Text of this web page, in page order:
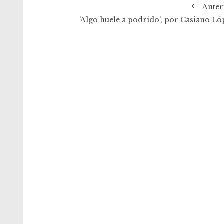
'Algo huele a podrido', por Casiano